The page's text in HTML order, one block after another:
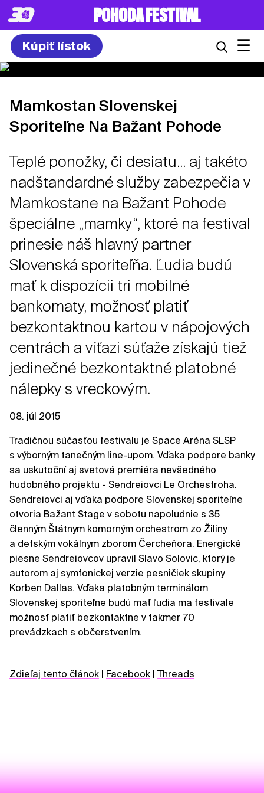
POHODA FESTIVAL
Kúpiť lístok ☰
Mamkostan Slovenskej
Sporiteľne Na Bažant Pohode
Teplé ponožky, či desiatu... aj takéto
nadštandardné služby zabezpečia v
Mamkostane na Bažant Pohode
špeciálne „mamky“, ktoré na festival
prinesie náš hlavný partner
Slovenská sporiteľňa. Ľudia budú
mať k dispozícii tri mobilné
bankomaty, možnosť platiť
bezkontaktnou kartou v nápojových
centrách a víťazi súťaže získajú tiež
jedinečné bezkontaktné platobné
nálepky s vreckovým.
08. júl 2015
Tradičnou súčasťou festivalu je Space Aréna SLSP
s výborným tanečným line-upom. Vďaka podpore banky
sa uskutoční aj svetová premiéra nevšedného
hudobného projektu - Sendreiovci Le Orchestroha.
Sendreiovci aj vďaka podpore Slovenskej sporiteľne
otvoria Bažant Stage v sobotu napoludnie s 35
členným Štátnym komorným orchestrom zo Žiliny
a detským vokálnym zborom Čercheňora. Energické
piesne Sendreiovcov upravil Slavo Solovic, ktorý je
autorom aj symfonickej verzie pesničiek skupiny
Korben Dallas. Vďaka platobným terminálom
Slovenskej sporiteľne budú mať ľudia ma festivale
možnosť platiť bezkontaktne v takmer 70
prevádzkach s občerstvením.
Zdieľaj tento článok Facebook Threads